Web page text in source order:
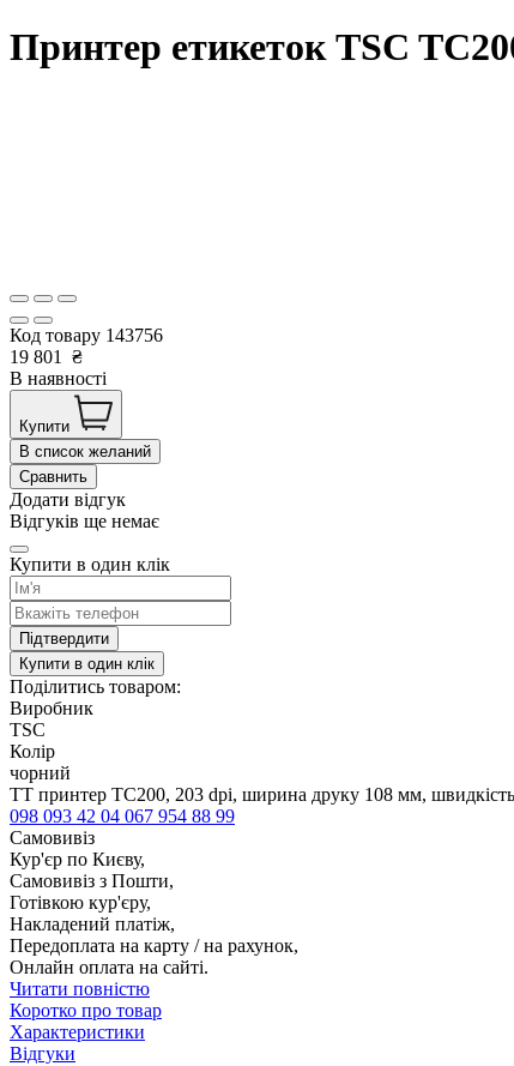
Принтер етикеток TSC
Код товару 143756
19 801
₴
В наявності
Купити
В список желаний
Сравнить
Додати відгук
Відгуків ще немає
Купити в один клік
Підтвердити
Купити в один клік
Поділитись товаром:
Виробник
TSC
Колір
чорний
TT принтер TC200, 203 dpi, ширина друку 108 мм,
098 093 42 04 067 954 88 99
Самовивіз
Кур'єр по Києву,
Самовивіз з Пошти,
Готівкою кур'єру,
Накладений платіж,
Передоплата на карту / на рахунок,
Онлайн оплата на сайті.
Читати повністю
Коротко про товар
Характеристики
Відгуки